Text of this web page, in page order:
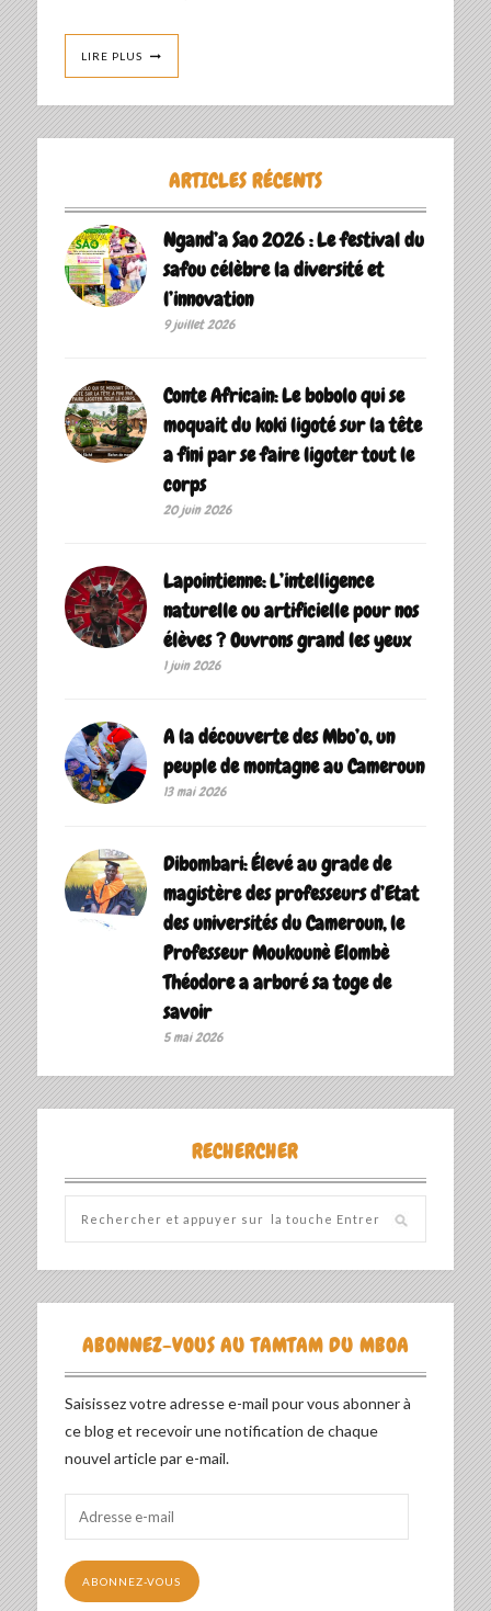
LIRE PLUS
ARTICLES RÉCENTS
Ngand’a Sao 2026 : Le festival du
safou célèbre la diversité et
l’innovation
9 juillet 2026
Conte Africain: Le bobolo qui se
moquait du koki ligoté sur la tête
a fini par se faire ligoter tout le
corps
20 juin 2026
Lapointienne: L’intelligence
naturelle ou artificielle pour nos
élèves ? Ouvrons grand les yeux
1 juin 2026
A la découverte des Mbo’o, un
peuple de montagne au Cameroun
13 mai 2026
Dibombari: Élevé au grade de
magistère des professeurs d’Etat
des universités du Cameroun, le
Professeur Moukounè Elombè
Théodore a arboré sa toge de
savoir ‎
5 mai 2026
RECHERCHER
ABONNEZ-VOUS AU TAMTAM DU MBOA
Saisissez votre adresse e-mail pour vous abonner à
ce blog et recevoir une notification de chaque
nouvel article par e-mail.
mail
ABONNEZ-VOUS